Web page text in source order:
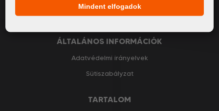
ÁLTALÁNOS INFORMÁCIÓK
Adatvédelmi irányelvek
Sütiszabályzat
TARTALOM
Mindent elfogadok